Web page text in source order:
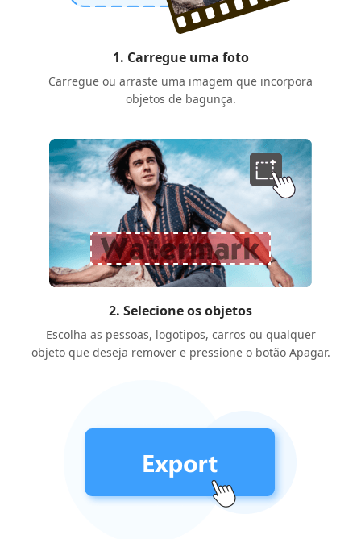
1. Carregue uma foto
Carregue ou arraste uma imagem que incorpora
objetos de bagunça.
2. Selecione os objetos
Escolha as pessoas, logotipos, carros ou qualquer
objeto que deseja remover e pressione o botão Apagar.